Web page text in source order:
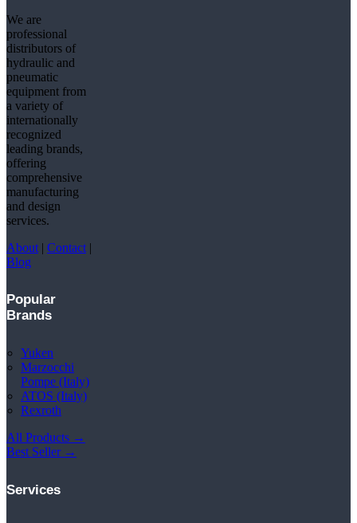
We are
professional
distributors of
hydraulic and
pneumatic
equipment from
a variety of
internationally
recognized
leading brands,
offering
comprehensive
manufacturing
and design
services.
About | Contact |
Blog
Popular
Brands
Yuken
Marzocchi
Pompe (Italy)
ATOS (Italy)
Rexroth
All Products →
Best Seller →
Services